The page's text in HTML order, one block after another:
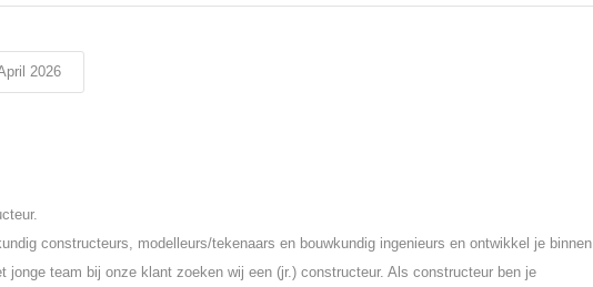
2026
constructeurs, modelleurs/tekenaars en bouwkundig ingenieurs en ontwikkel je binnen
jonge team bij onze klant zoeken wij een (jr.) constructeur. Als constructeur ben je